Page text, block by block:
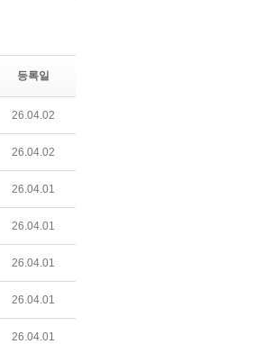
등록일
26.04.02
26.04.02
26.04.01
26.04.01
26.04.01
26.04.01
26.04.01